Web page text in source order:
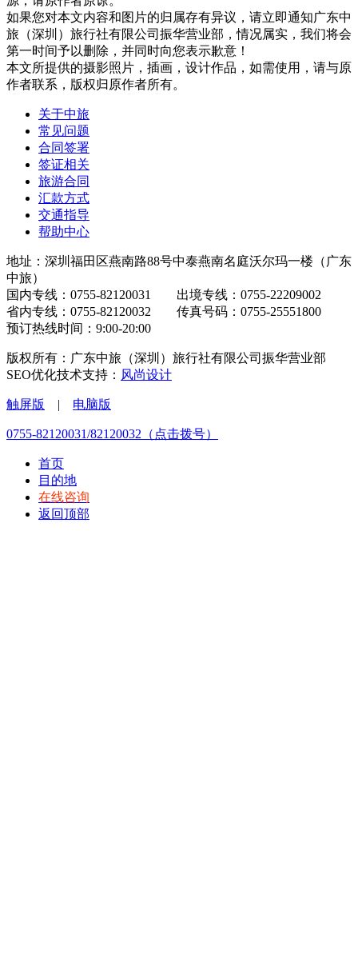
如果您对本文内容和图片的归属存有异议，请立即通知广东中
旅（深圳）旅行社有限公司振华营业部，情况属实，我们将会
第一时间予以删除，并同时向您表示歉意！
本文所提供的摄影照片，插画，设计作品，如需使用，请与原
作者联系，版权归原作者所有。
关于中旅
常见问题
合同签署
签证相关
旅游合同
汇款方式
交通指导
帮助中心
地址：深圳福田区燕南路88号中泰燕南名庭沃尔玛一楼（广东
中旅）
国内专线：0755-82120031 出境专线：0755-22209002
省内专线：0755-82120032 传真号码：0755-25551800
预订热线时间：9:00-20:00
版权所有：广东中旅（深圳）旅行社有限公司振华营业部
SEO优化技术支持： 风尚设计
触屏版 | 电脑版
0755-82120031/82120032（点击拨号）
首页
目的地
在线咨询
返回顶部